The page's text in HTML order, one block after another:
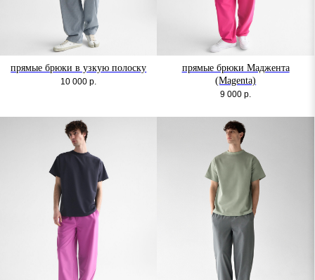
прямые брюки в узкую полоску
10 000 р.
прямые брюки Маджента
(Magenta)
9 000 р.